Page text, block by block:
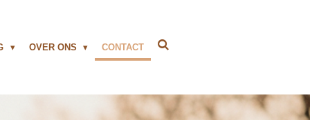
OVER ONS CONTACT